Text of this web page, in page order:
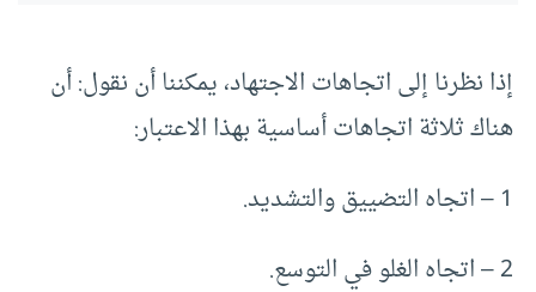
إذا نظرنا إلى اتجاهات الاجتهاد، يمكننا أن نقول: أن
هناك ثلاثة اتجاهات أساسية بهذا الاعتبار:
1 – اتجاه التضييق والتشديد.
2 – اتجاه الغلو في التوسع.